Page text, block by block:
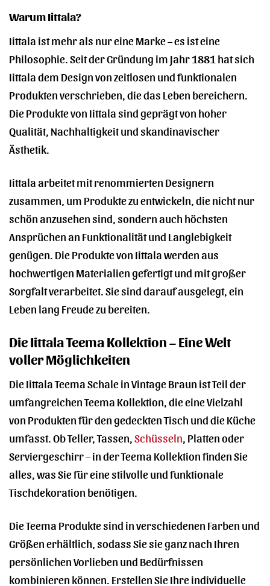
Warum Iittala?
Iittala ist mehr als nur eine Marke – es ist eine
Philosophie. Seit der Gründung im Jahr 1881 hat sich
Iittala dem Design von zeitlosen und funktionalen
Produkten verschrieben, die das Leben bereichern.
Die Produkte von Iittala sind geprägt von hoher
Qualität, Nachhaltigkeit und skandinavischer
Ästhetik.
Iittala arbeitet mit renommierten Designern
zusammen, um Produkte zu entwickeln, die nicht nur
schön anzusehen sind, sondern auch höchsten
Ansprüchen an Funktionalität und Langlebigkeit
genügen. Die Produkte von Iittala werden aus
hochwertigen Materialien gefertigt und mit großer
Sorgfalt verarbeitet. Sie sind darauf ausgelegt, ein
Leben lang Freude zu bereiten.
Die Iittala Teema Kollektion – Eine Welt
voller Möglichkeiten
Die Iittala Teema Schale in Vintage Braun ist Teil der
umfangreichen Teema Kollektion, die eine Vielzahl
von Produkten für den gedeckten Tisch und die Küche
umfasst. Ob Teller, Tassen, Schüsseln , Platten oder
Serviergeschirr – in der Teema Kollektion finden Sie
alles, was Sie für eine stilvolle und funktionale
Tischdekoration benötigen.
Die Teema Produkte sind in verschiedenen Farben und
Größen erhältlich, sodass Sie sie ganz nach Ihren
persönlichen Vorlieben und Bedürfnissen
kombinieren können. Erstellen Sie Ihre individuelle